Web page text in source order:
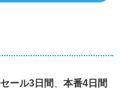
ール3日間
本番4日間